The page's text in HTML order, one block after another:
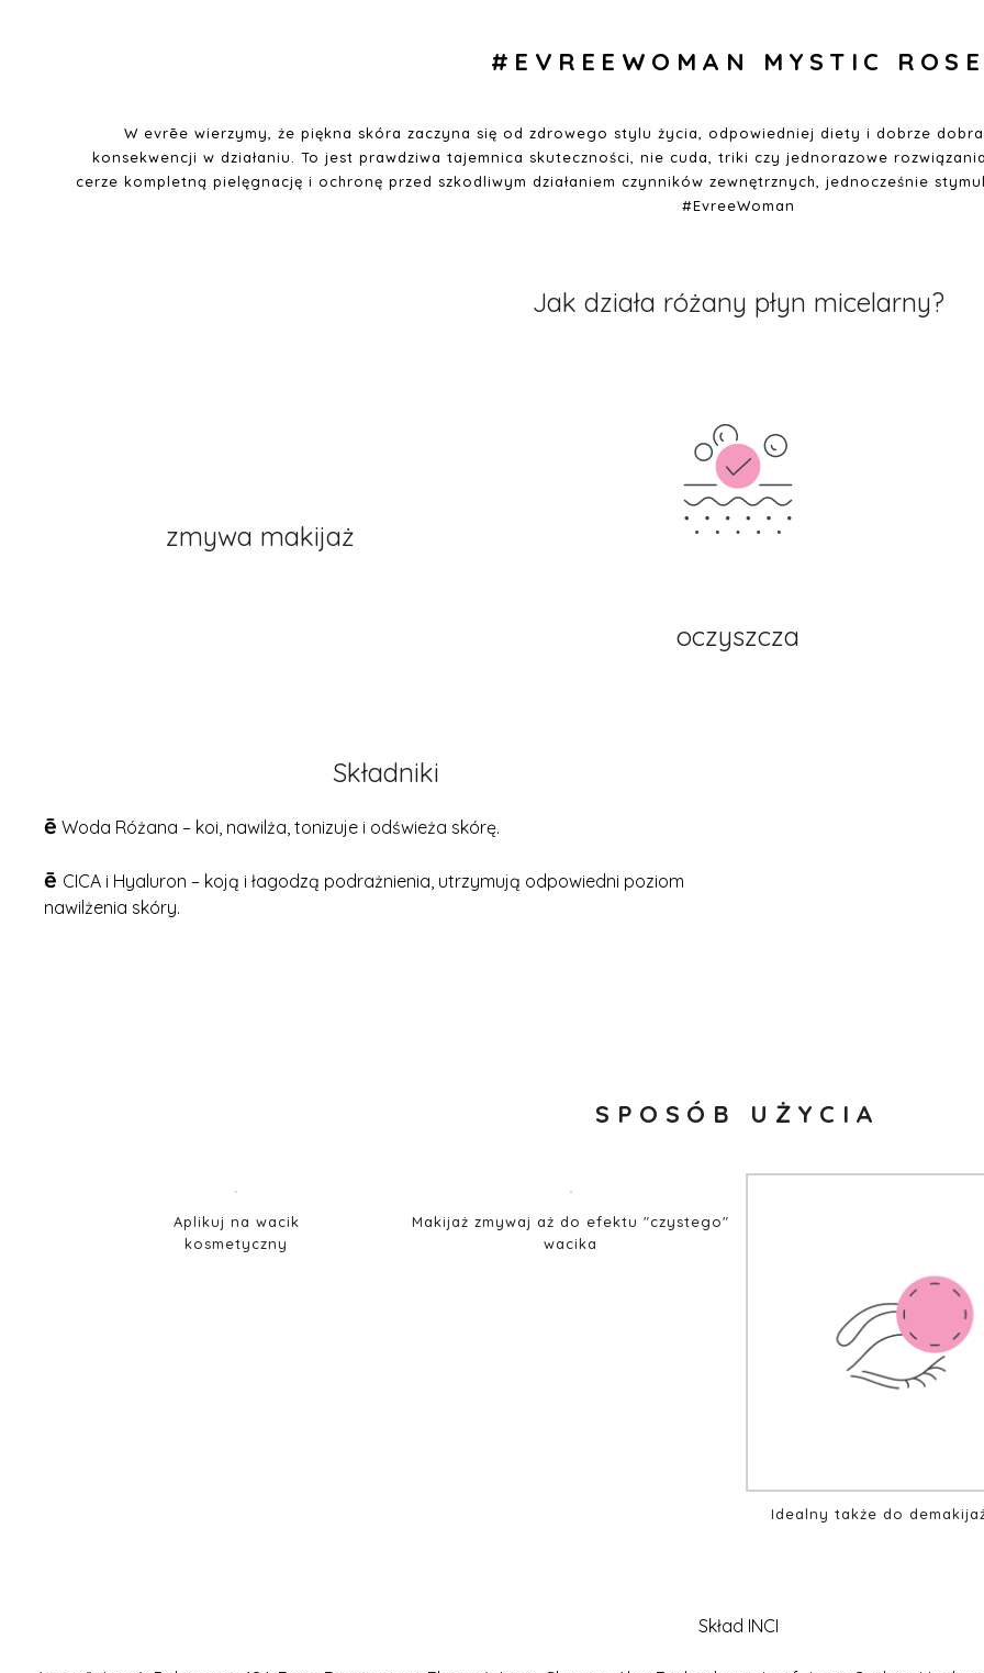
#EVREEWOMAN MYSTIC
W evrēe wierzymy, że piękna skóra zaczyna się od zdrowego stylu życia, odpowiedniej diety i dobrze
konsekwencji w działaniu. To jest prawdziwa tajemnica skuteczności, nie cuda, triki czy jednorazowe
cerze kompletną pielęgnację i ochronę przed szkodliwym działaniem czynników zewnętrznych, jednocześnie
#EvreeWoman
Jak działa różany płyn micelarny?
zmywa makijaż
oczyszcza
Składniki
ē Woda Różana – koi, nawilża, tonizuje i odświeża skórę.
ē CICA i Hyaluron – koją i łagodzą podrażnienia, utrzymują odpowiedni poziom
nawilżenia skóry.
SPOSÓB UŻYCIA
Aplikuj na wacik
kosmetyczny
Makijaż zmywaj aż do efektu "czystego"
wacika
Idealny także do
Skład INCI